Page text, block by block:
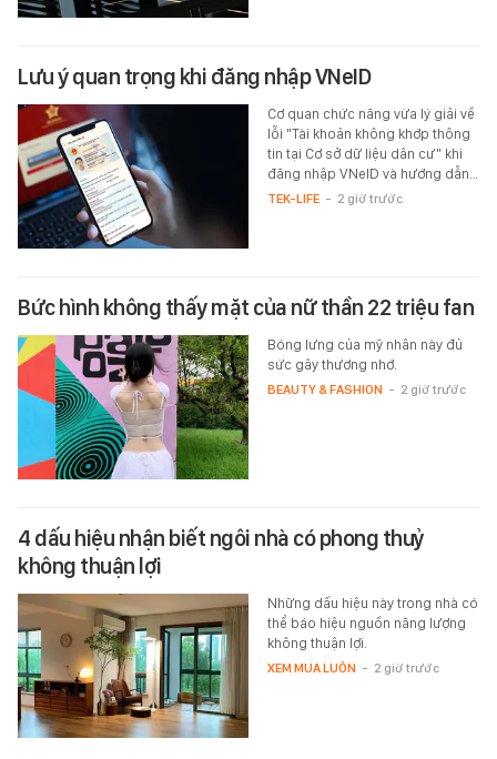
Lưu ý quan trọng khi đăng nhập VNeID
Cơ quan chức năng vừa lý giải về
lỗi "Tài khoản không khớp thông
tin tại Cơ sở dữ liệu dân cư" khi
đăng nhập VNeID và hướng dẫn…
TEK-LIFE - 2 giờ trước
Bức hình không thấy mặt của nữ thần 22 triệu fan
Bóng lưng của mỹ nhân này đủ
sức gây thương nhớ.
BEAUTY & FASHION - 2 giờ trước
4 dấu hiệu nhận biết ngôi nhà có phong thuỷ
không thuận lợi
Những dấu hiệu này trong nhà có
thể báo hiệu nguồn năng lượng
không thuận lợi.
XEM MUA LUÔN - 2 giờ trước